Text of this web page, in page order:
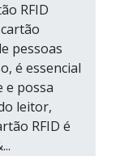
RFID
pessoas
é essencial
e possa
leitor,
RFID é